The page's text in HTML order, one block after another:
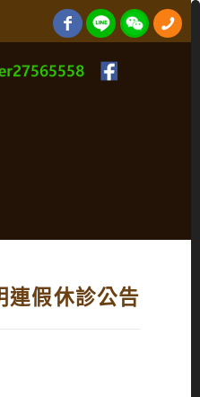
連假休診公告